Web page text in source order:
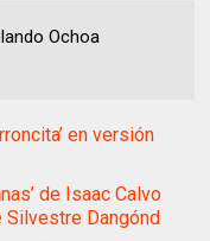
Ochoa
en versión
de Isaac Calvo
Silvestre Dangónd